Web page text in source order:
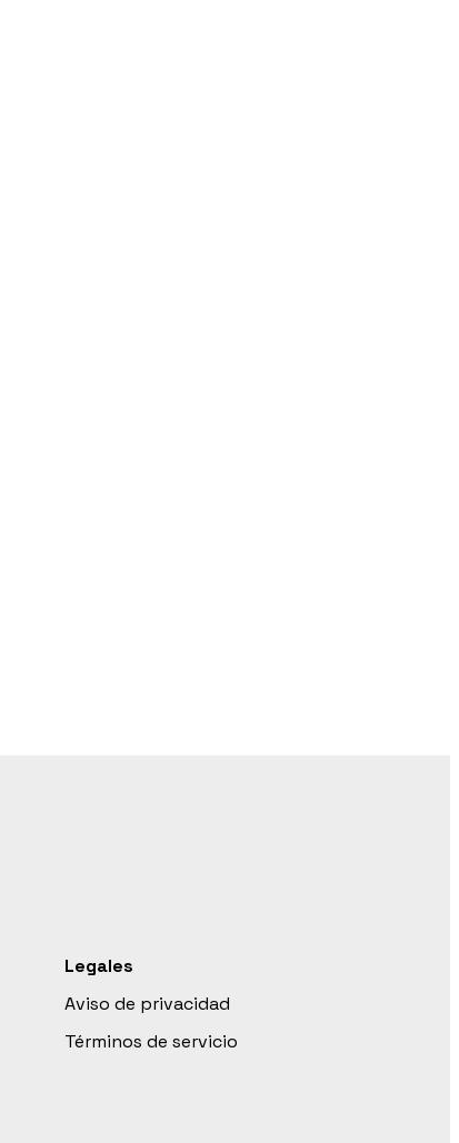
Legales
Aviso de privacidad
Términos de servicio